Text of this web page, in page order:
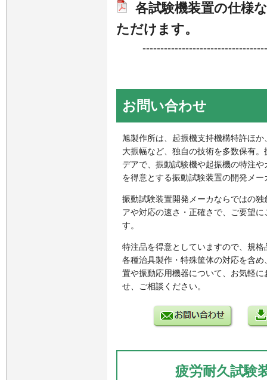
各試験機装置の仕様
ただけます。
お問い合わせ
旭製作所は、起振機支持機構特許ほか
大振幅など、独自の技術を多数保有。
デアで、振動試験機や起振機の特注や
を得意とする振動試験装置の開発メー
振動試験装置開発メーカならではの独
アや対応の速さ・正確さで、ご要望に
す。
特注品を得意としていますので、規格
各種治具製作・特殊筐体の対応を含め
置や振動応用機器について、お気軽に
せ、ご相談ください。
疲労耐久試験